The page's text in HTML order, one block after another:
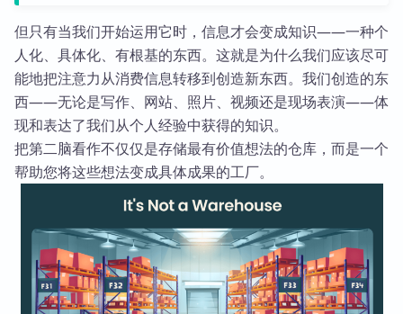
但只有当我们开始运用它时，信息才会变成知识——一种个
人化、具体化、有根基的东西。这就是为什么我们应该尽可
能地把注意力从消费信息转移到创造新东西。我们创造的东
西——无论是写作、网站、照片、视频还是现场表演——体
现和表达了我们从个人经验中获得的知识。
把第二脑看作不仅仅是存储最有价值想法的仓库，而是一个
帮助您将这些想法变成具体成果的工厂。